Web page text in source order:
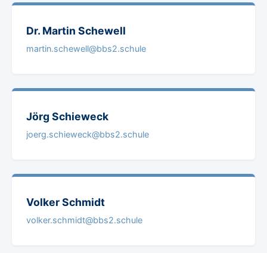
Dr. Martin Schewell
martin.schewell@bbs2.schule
Jörg Schieweck
joerg.schieweck@bbs2.schule
VolkerSchmidt
volker.schmidt@bbs2.schule